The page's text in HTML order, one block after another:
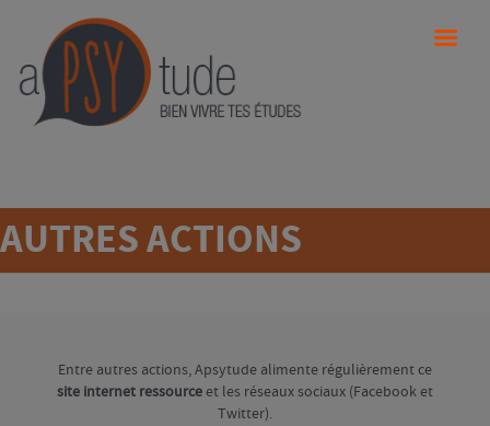
AUTRES ACTIONS
Entre autres actions, Apsytude alimente régulièrement ce
site internet ressourceet les réseaux sociaux (Facebook et
Twitter).